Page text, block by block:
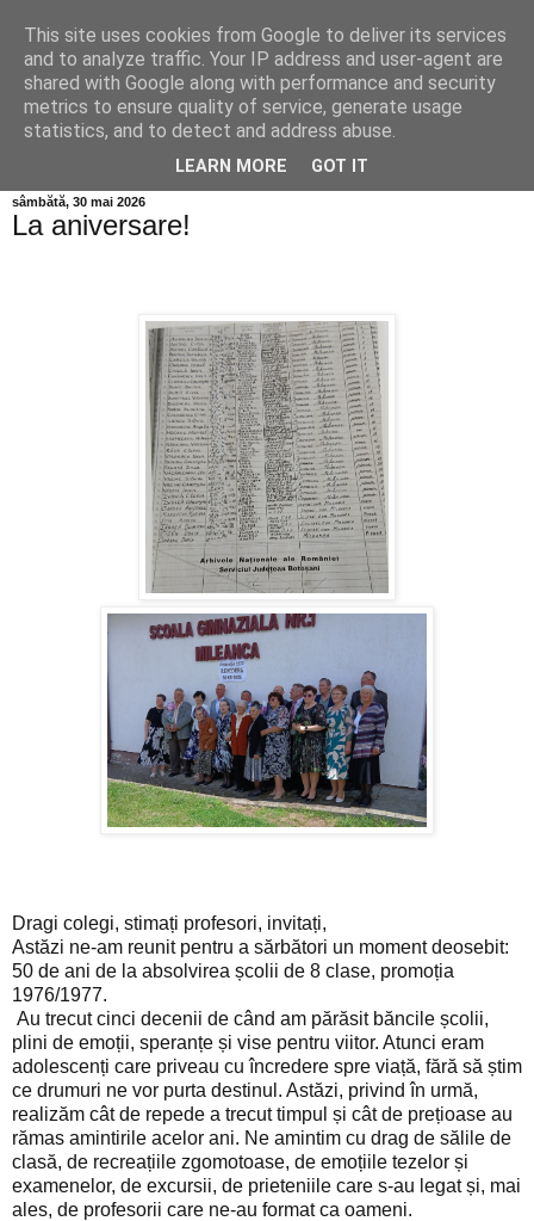
Info MILEANCA
BINE AȚI VENIT! *Jurnal online de informație și opinie; Joi
06 August, 2026
sâmbătă, 30 mai 2026
La aniversare!
Dragi colegi, stimați profesori, invitați,
Astăzi ne-am reunit pentru a sărbători un moment deosebit:
50 de ani de la absolvirea școlii de 8 clase, promoția
1976/1977.
Au trecut cinci decenii de când am părăsit băncile școlii,
plini de emoții, speranțe și vise pentru viitor. Atunci eram
adolescenți care priveau cu încredere spre viață, fără să știm
ce drumuri ne vor purta destinul. Astăzi, privind în urmă,
realizăm cât de repede a trecut timpul și cât de prețioase au
rămas amintirile acelor ani. Ne amintim cu drag de sălile de
clasă, de recreațiile zgomotoase, de emoțiile tezelor și
examenelor, de excursii, de prieteniile care s-au legat și, mai
ales, de profesorii care ne-au format ca oameni.
This site uses cookies from Google to deliver its services
and to analyze traffic. Your IP address and user-agent are
shared with Google along with performance and security
metrics to ensure quality of service, generate usage
statistics, and to detect and address abuse.
LEARN MORE GOT IT